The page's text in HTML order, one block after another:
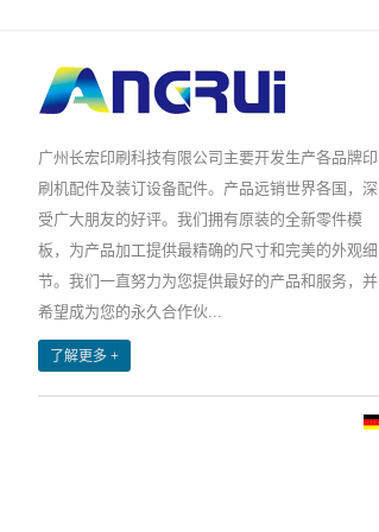
广州长宏印刷科技有限公司主要开发生产各品牌印
刷机配件及装订设备配件。产品远销世界各国，深
受广大朋友的好评。我们拥有原装的全新零件模
板，为产品加工提供最精确的尺寸和完美的外观细
节。我们一直努力为您提供最好的产品和服务，并
希望成为您的永久合作伙...
了解更多 +